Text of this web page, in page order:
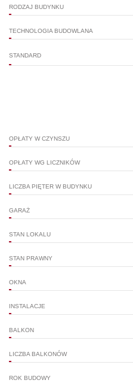
RODZAJ BUDYNKU
TECHNOLOGIA BUDOWLANA
STANDARD
OPŁATY W CZYNSZU
OPŁATY WG LICZNIKÓW
LICZBA PIĘTER W BUDYNKU
GARAŻ
STAN LOKALU
STAN PRAWNY
OKNA
INSTALACJE
BALKON
LICZBA BALKONÓW
ROK BUDOWY